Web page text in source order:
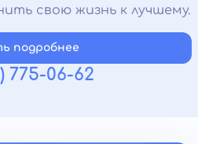
свою жизнь к лучшему.
подробнее
775-06-62